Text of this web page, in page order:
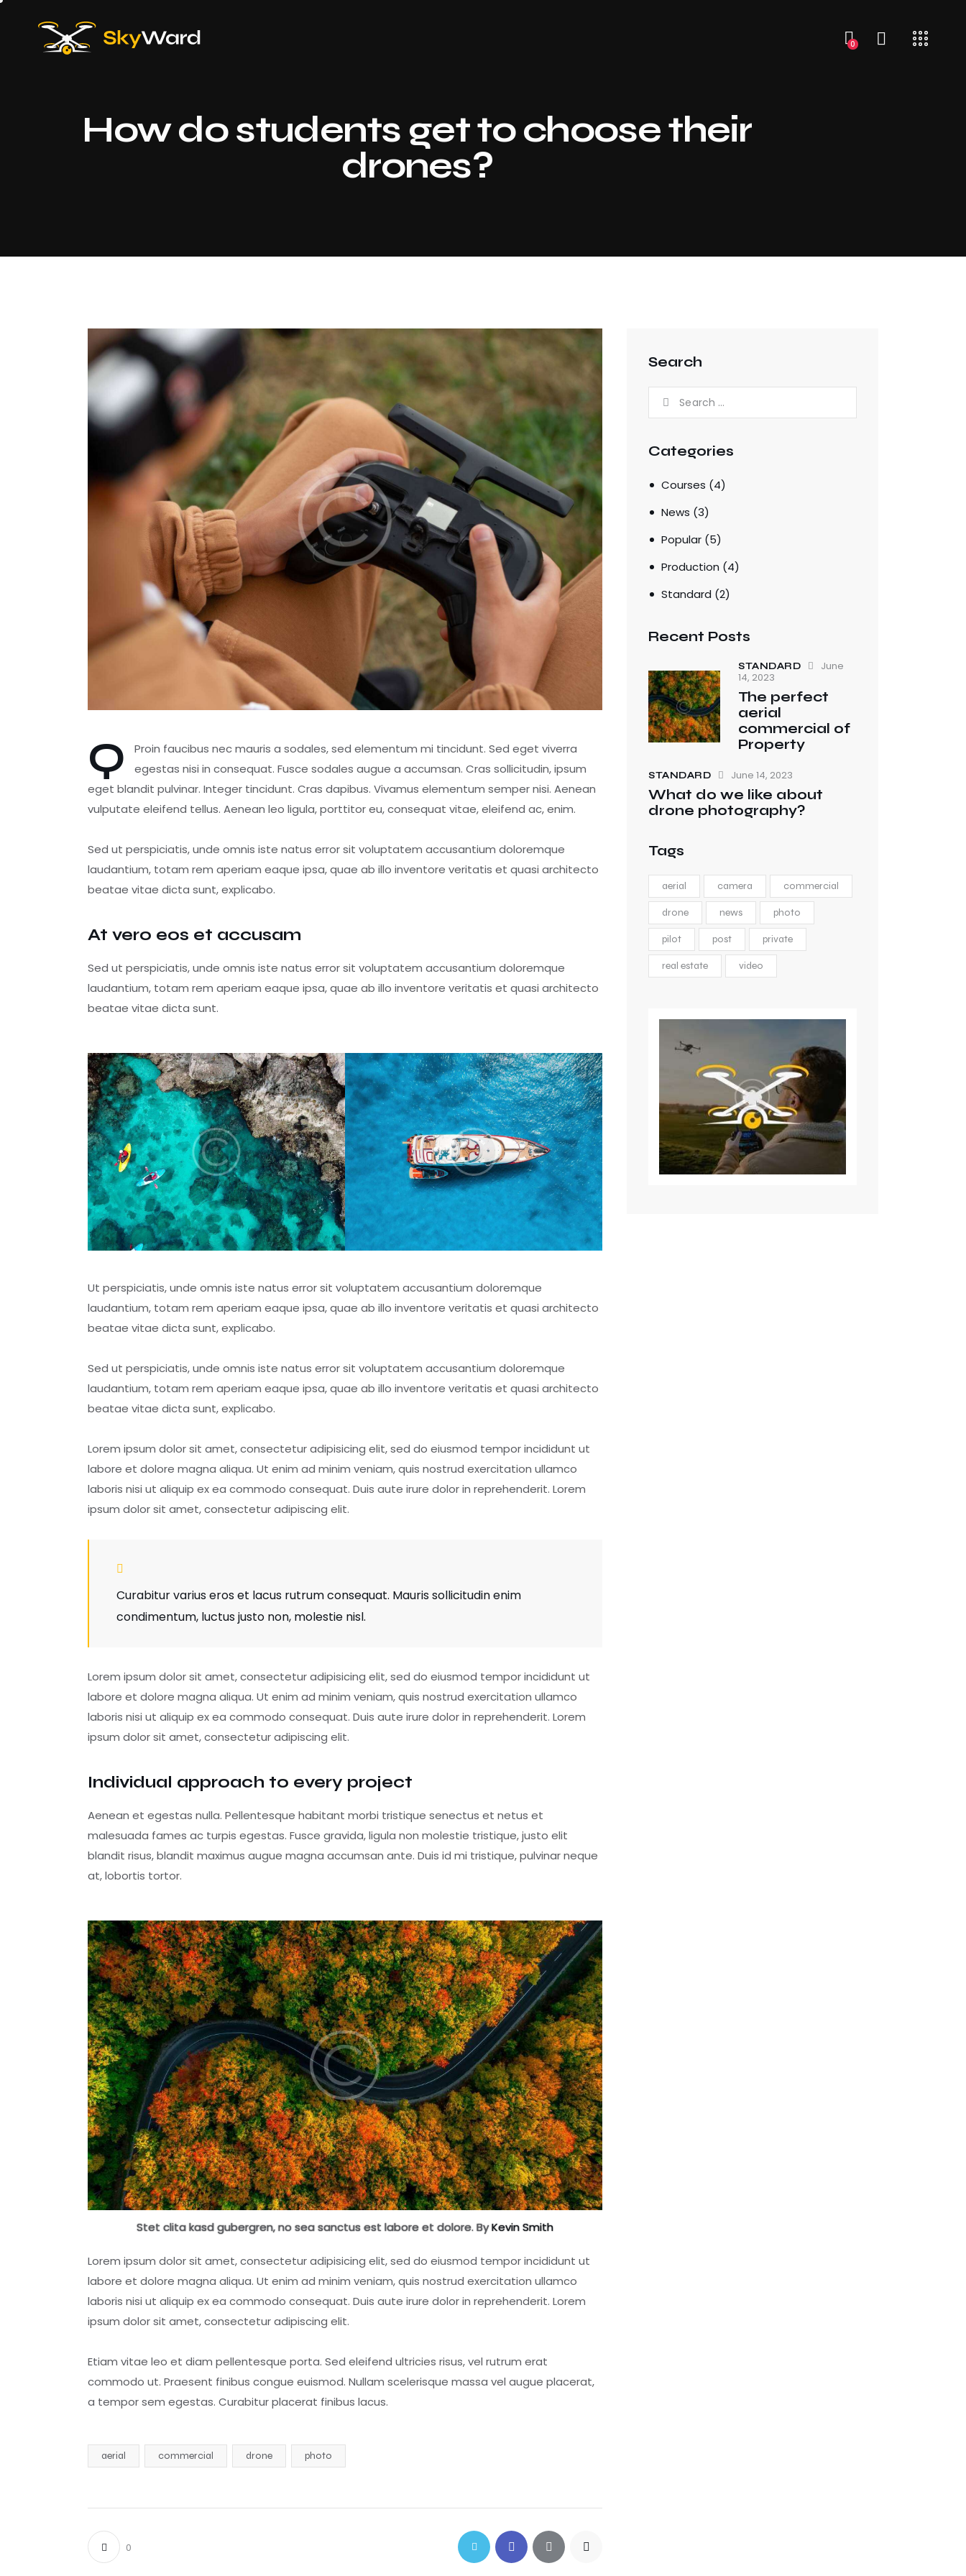
0
How do students get to choose their
drones?
Q
Proin faucibus nec mauris a sodales, sed elementum mi tincidunt. Sed eget viverra
egestas nisi in consequat. Fusce sodales augue a accumsan. Cras sollicitudin, ipsum
eget blandit pulvinar. Integer tincidunt. Cras dapibus. Vivamus elementum semper nisi. Aenean
vulputate eleifend tellus. Aenean leo ligula, porttitor eu, consequat vitae, eleifend ac, enim.
Sed ut perspiciatis, unde omnis iste natus error sit voluptatem accusantium doloremque
laudantium, totam rem aperiam eaque ipsa, quae ab illo inventore veritatis et quasi architecto
beatae vitae dicta sunt, explicabo.
At vero eos et accusam
Sed ut perspiciatis, unde omnis iste natus error sit voluptatem accusantium doloremque
laudantium, totam rem aperiam eaque ipsa, quae ab illo inventore veritatis et quasi architecto
beatae vitae dicta sunt.
Ut perspiciatis, unde omnis iste natus error sit voluptatem accusantium doloremque
laudantium, totam rem aperiam eaque ipsa, quae ab illo inventore veritatis et quasi architecto
beatae vitae dicta sunt, explicabo.
Sed ut perspiciatis, unde omnis iste natus error sit voluptatem accusantium doloremque
laudantium, totam rem aperiam eaque ipsa, quae ab illo inventore veritatis et quasi architecto
beatae vitae dicta sunt, explicabo.
Lorem ipsum dolor sit amet, consectetur adipisicing elit, sed do eiusmod tempor incididunt ut
labore et dolore magna aliqua. Ut enim ad minim veniam, quis nostrud exercitation ullamco
laboris nisi ut aliquip ex ea commodo consequat. Duis aute irure dolor in reprehenderit. Lorem
ipsum dolor sit amet, consectetur adipiscing elit.
Curabitur varius eros et lacus rutrum consequat. Mauris sollicitudin enim
condimentum, luctus justo non, molestie nisl.
Lorem ipsum dolor sit amet, consectetur adipisicing elit, sed do eiusmod tempor incididunt ut
labore et dolore magna aliqua. Ut enim ad minim veniam, quis nostrud exercitation ullamco
laboris nisi ut aliquip ex ea commodo consequat. Duis aute irure dolor in reprehenderit. Lorem
ipsum dolor sit amet, consectetur adipiscing elit.
Individual approach to every project
Aenean et egestas nulla. Pellentesque habitant morbi tristique senectus et netus et
malesuada fames ac turpis egestas. Fusce gravida, ligula non molestie tristique, justo elit
blandit risus, blandit maximus augue magna accumsan ante. Duis id mi tristique, pulvinar neque
at, lobortis tortor.
Stet clita kasd gubergren, no sea sanctus est labore et dolore. ByKevin Smith
Lorem ipsum dolor sit amet, consectetur adipisicing elit, sed do eiusmod tempor incididunt ut
labore et dolore magna aliqua. Ut enim ad minim veniam, quis nostrud exercitation ullamco
laboris nisi ut aliquip ex ea commodo consequat. Duis aute irure dolor in reprehenderit. Lorem
ipsum dolor sit amet, consectetur adipiscing elit.
Etiam vitae leo et diam pellentesque porta. Sed eleifend ultricies risus, vel rutrum erat
commodo ut. Praesent finibus congue euismod. Nullam scelerisque massa vel augue placerat,
a tempor sem egestas. Curabitur placerat finibus lacus.
aerial commercial drone photo
0
Search
Categories
Courses (4)
News (3)
Popular (5)
Production (4)
Standard (2)
Recent Posts
STANDARD
June
14, 2023
The perfect
aerial
commercial of
Property
STANDARD June 14, 2023
What do we like about
drone photography?
Tags
aerial camera commercial
drone news photo
pilot post private
real estate video